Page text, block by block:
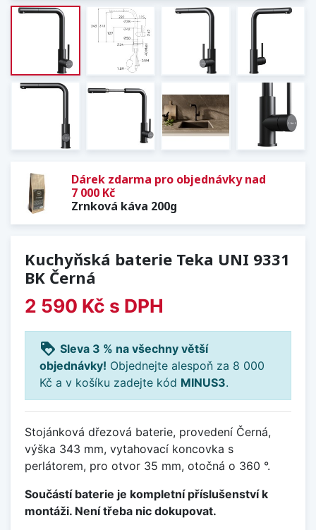
Dárek zdarma pro objednávky nad
7 000 Kč
Zrnková káva 200g
Kuchyňská baterie Teka UNI 9331
BK Černá
2 590 Kč s DPH
loyalty Sleva 3 % na všechny větší
objednávky! Objednejte alespoň za 8 000
Kč a v košíku zadejte kód MINUS3.
Stojánková dřezová baterie, provedení Černá,
výška 343 mm, vytahovací koncovka s
perlátorem, pro otvor 35 mm, otočná o 360 °.
Součástí baterie je kompletní příslušenství k
montáži. Není třeba nic dokupovat.